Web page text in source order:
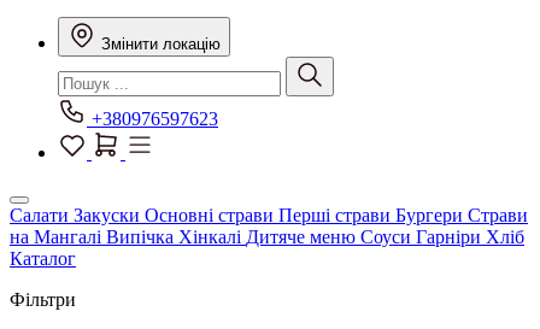
Змінити локацію
+380976597623
Салати Закуски Основні страви Перші страви Бургери Страви
на Мангалі Випічка Хінкалі Дитяче меню Соуси Гарніри Хліб
Каталог
Фільтри